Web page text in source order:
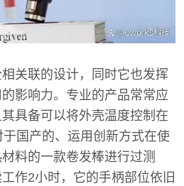
关联的设计，同时它也发挥
影响力。专业的产品常常应
具备可以将外壳温度控制在
国产的、运用创新方式在使
料的一款卷发棒进行过测
作2小时，它的手柄部位依旧